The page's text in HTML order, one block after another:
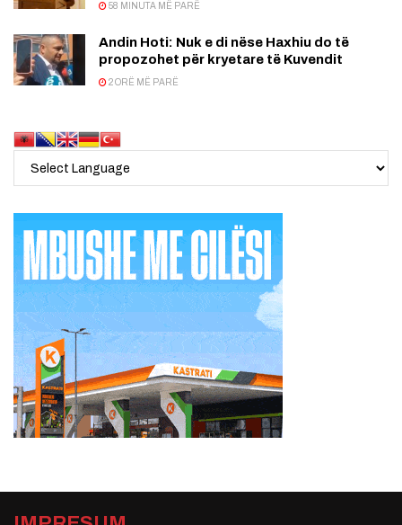
58 MINUTA MË PARË
Andin Hoti: Nuk e di nëse Haxhiu do të
propozohet për kryetare të Kuvendit
2 ORË MË PARË